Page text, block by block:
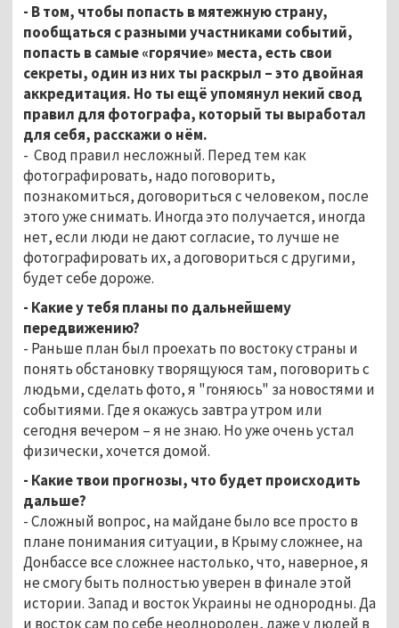
- В том, чтобы попасть в мятежную страну,
пообщаться с разными участниками событий,
попасть в самые «горячие» места, есть свои
секреты, один из них ты раскрыл – это двойная
аккредитация. Но ты ещё упомянул некий свод
правил для фотографа, который ты выработал
для себя, расскажи о нём.
- Свод правил несложный. Перед тем как
фотографировать, надо поговорить,
познакомиться, договориться с человеком, после
этого уже снимать. Иногда это получается, иногда
нет, если люди не дают согласие, то лучше не
фотографировать их, а договориться с другими,
будет себе дороже.
- Какие у тебя планы по дальнейшему
передвижению?
- Раньше план был проехать по востоку страны и
понять обстановку творящуюся там, поговорить с
людьми, сделать фото, я "гоняюсь" за новостями и
событиями. Где я окажусь завтра утром или
сегодня вечером – я не знаю. Но уже очень устал
физически, хочется домой.
- Какие твои прогнозы, что будет происходить
дальше?
- Сложный вопрос, на майдане было все просто в
плане понимания ситуации, в Крыму сложнее, на
Донбассе все сложнее настолько, что, наверное, я
не смогу быть полностью уверен в финале этой
истории. Запад и восток Украины не однородны. Да
и восток сам по себе неоднороден, даже у людей в